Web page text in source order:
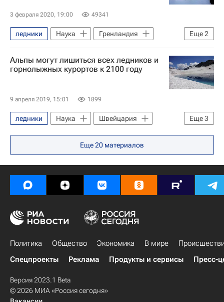
3 февраля 2020, 19:00 49341
Еще2
ледники Наука
Гренландия
Германия
Земля - РИА Наука
Альпы могут лишиться всех ледников и
горнолыжных курортов к 2100 году
9 апреля 2019, 15:01 1899
Еще3
ледники Наука
Швейцария
Альпы
Климат
Глобальное потепление
Еще20 материалов
Политика Общество Экономика В мире
Спецпроекты
Реклама Продукты и сервисы Пресс-
Версия 2023.1 Beta
© 2026 МИА «Россия сегодня»